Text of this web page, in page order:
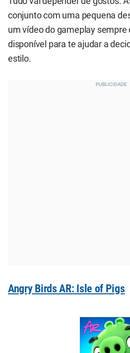
conjunto com uma pequena
um vídeo do gameplay sempre
disponível para te ajudar a
estilo.
Angry Birds AR: Isle of Pigs